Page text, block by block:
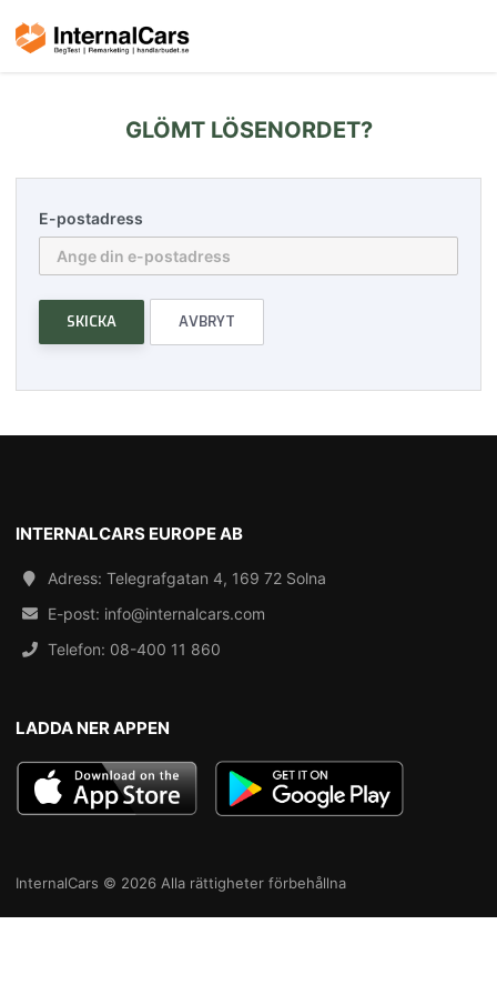
GLÖMT LÖSENORDET?
E-postadress
SKICKA AVBRYT
INTERNALCARS EUROPE AB
Adress: Telegrafgatan 4, 169 72 Solna
E-post: info@internalcars.com
Telefon: 08-400 11 860
LADDA NER APPEN
InternalCars © 2026 Alla rättigheter förbehållna